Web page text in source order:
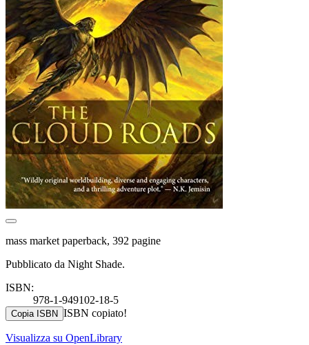
mass market paperback, 392 pagine
Pubblicato da Night Shade.
ISBN:
978-1-949102-18-5
Copia ISBN ISBN copiato!
Visualizza su OpenLibrary